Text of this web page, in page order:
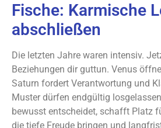
Fische: Karmische
abschließen
Die letzten Jahre waren intensiv.
Beziehungen dir guttun. Venus
Saturn fordert Verantwortung und
Muster dürfen endgültig
bewusst entscheidet, schafft Platz
die tiefe Freude bringen und